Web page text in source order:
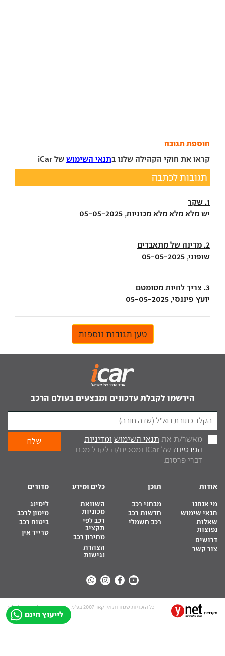
הוספת תגובה
קראו את חוקי הקהילה שלנו בתנאי השימוש של iCar
תגובות לכתבה
1. שקר
יש מלא מלא מלא מכוניות, 05-05-2025
2. מדינה של מתאבדים
שופוני, 05-05-2025
3. צריך להיות מטומטם
יועץ פיננסי, 05-05-2025
טען תגובות נוספות
לייעוץ חינם
הירשמו לקבלת עדכונים ומבצעים בעולם הרכב
מאשר/ת את תנאי השימוש ומדיניות
הפרטיות
של iCar ומסכים/ה לקבל מכם
דברי פרסום.
אודות
מי אנחנו
תנאי שימוש
שאלות
נפוצות
דרושים
צור קשר
תוכן
מבחני רכב
חדשות רכב
רכב חשמלי
כלים ומידע
השוואת
מכוניות
רכב לפי
תקציב
מחירון רכב
הצהרת
נגישות
מדורים
ליסינג
מימון לרכב
ביטוח רכב
טרייד אין
כל הזכויות שמורות אי-קאר 2007 בע”מ site by tq.soft